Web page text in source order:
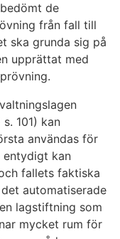
de
från fall till
ska grunda sig på
upprättat med
101) kan
användas för
entydigt kan
fallets faktiska
automatiserade
lagstiftning som
mycket rum för